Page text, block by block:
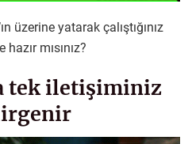
üzerine yatarak çalıştığınız
mısınız?
tek iletişiminiz